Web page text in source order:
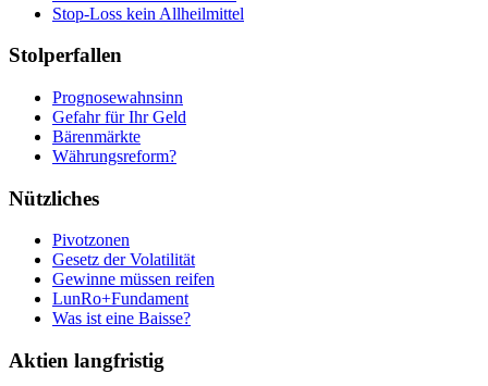
Stop-Loss kein Allheilmittel
Stolperfallen
Prognosewahnsinn
Gefahr für Ihr Geld
Bärenmärkte
Währungsreform?
Nützliches
Pivotzonen
Gesetz der Volatilität
Gewinne müssen reifen
LunRo+Fundament
Was ist eine Baisse?
Aktien langfristig